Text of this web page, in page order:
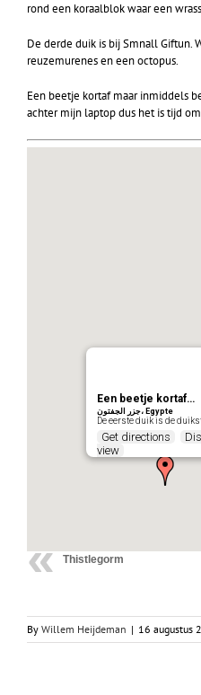
rond een koraalblok waar een
De derde duik is bij Smnall Giftun.
reuzemurenes en een octopus.
Een beetje kortaf maar inmiddels
achter mijn laptop dus het is tijd
Een beetje kortaf…
جزر الجفتون، Egypte
De eerste duik is de
Get directions
view
Thistlegorm
By Willem Heijdeman | 16 augustus